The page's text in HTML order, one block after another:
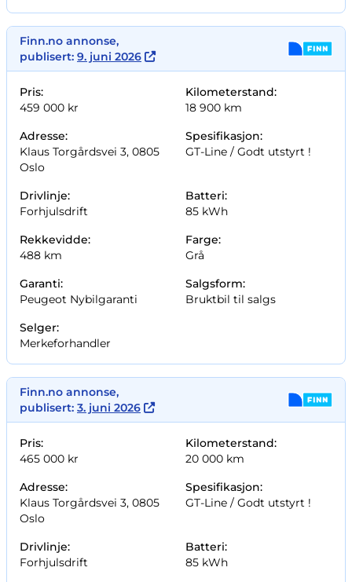
Finn.no annonse,
publisert: 9. juni 2026
Pris:
459 000 kr
Kilometerstand:
18 900 km
Adresse:
Klaus Torgårdsvei 3, 0805
Oslo
Spesifikasjon:
GT-Line / Godt utstyrt !
Drivlinje:
Forhjulsdrift
Batteri:
85 kWh
Rekkevidde:
488 km
Farge:
Grå
Garanti:
Peugeot Nybilgaranti
Salgsform:
Bruktbil til salgs
Selger:
Merkeforhandler
Finn.no annonse,
publisert: 3. juni 2026
Pris:
465 000 kr
Kilometerstand:
20 000 km
Adresse:
Klaus Torgårdsvei 3, 0805
Oslo
Spesifikasjon:
GT-Line / Godt utstyrt !
Drivlinje:
Forhjulsdrift
Batteri:
85 kWh